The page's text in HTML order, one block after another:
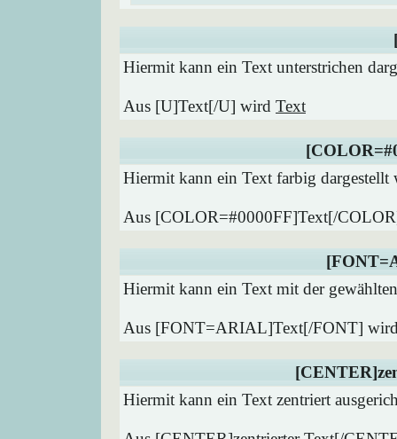
Hiermit kann ein Text unterstrichen
Aus [U]Text[/U] wird Text
Hiermit kann ein Text farbig dargestellt
Aus [COLOR=#0000FF]Text[/
Hiermit kann ein Text mit der
Aus [FONT=ARIAL]Text[/FONT]
Hiermit kann ein Text zentriert